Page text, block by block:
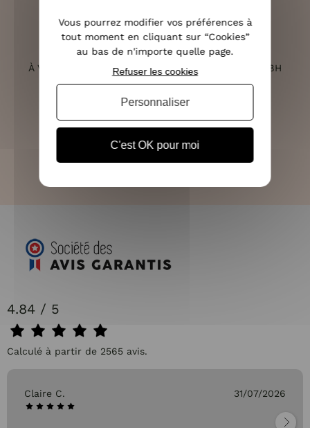
SERVICE CLIENT
À VOTRE ÉCOUTE DU LUNDI AU SAMEDI DE 10H À 18H
PAIEMENT 100% SÉCURISÉ
4.84 / 5
Calculé à partir de 2565 avis.
Claire C. 31/07/2026
Vous pourrez modifier vos préférences à
tout moment en cliquant sur “Cookies”
au bas de n'importe quelle page.
C'est OK pour moi
Refuser les cookies
Personnaliser